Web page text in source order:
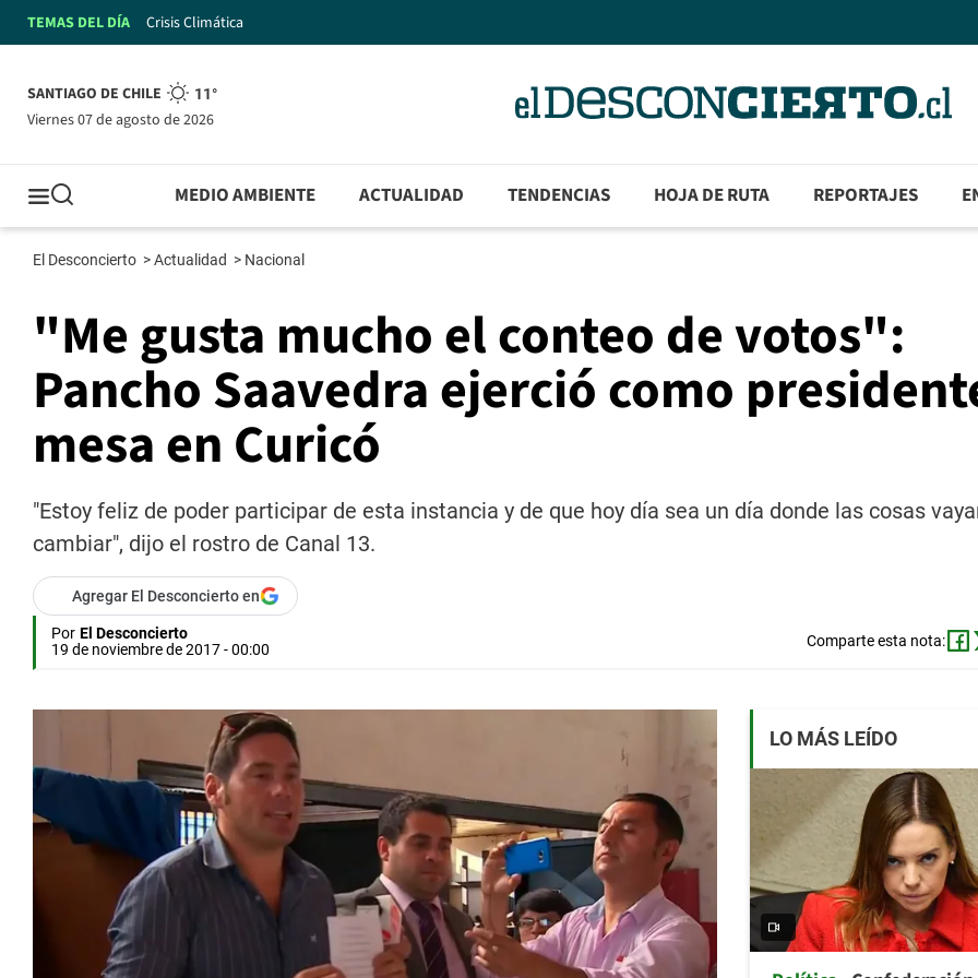
TEMAS DEL DÍA Crisis Climática
SANTIAGO DE CHILE 11°
viernes 07 de agosto de 2026
MEDIO AMBIENTE ACTUALIDAD TENDENCIAS HOJA DE RUTA REPORTAJES
El Desconcierto >Actualidad > Nacional
"Me gusta mucho el conteo de votos":
Pancho Saavedra ejerció como
mesa en Curicó
"Estoy feliz de poder participar de esta instancia y de que hoy día sea un día donde las cosas
cambiar", dijo el rostro de Canal 13.
Agregar El Desconcierto en
Por El Desconcierto
19 de noviembre de 2017 - 00:00
Comparte esta nota:
LO MÁS LEÍDO